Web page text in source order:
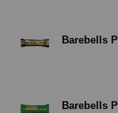
Barebells
Barebells